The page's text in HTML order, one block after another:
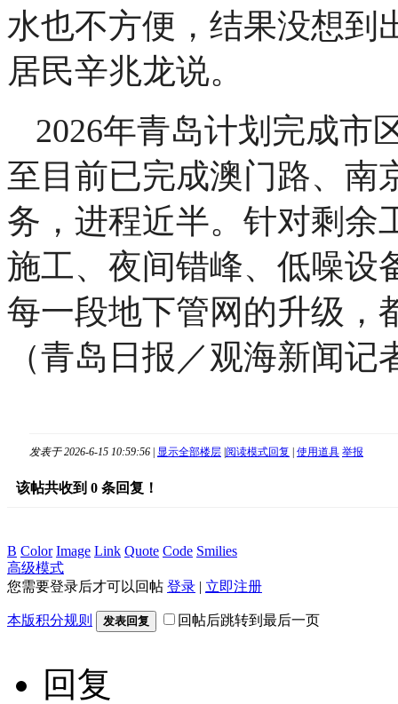
水也不方便，结果没想到
居民辛兆龙说。
2026年青岛计划完成市
至目前已完成澳门路、南
务，进程近半。针对剩余
施工、夜间错峰、低噪设
每一段地下管网的升级，
（青岛日报／观海新闻记
发表于 2026-6-15 10:59:56 | 显示全部楼层 |阅读模式回复 | 使用道具 举报
该帖共收到 0 条回复！
B Color Image Link Quote Code Smilies
高级模式
您需要登录后才可以回帖 登录 | 立即注册
本版积分规则 发表回复 回帖后跳转到最后一页
回复